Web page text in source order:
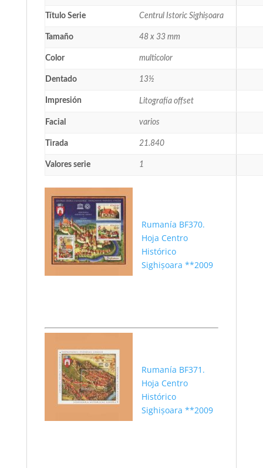
Título Serie Centrul Istoric Sighișoara
Tamaño 48 x 33 mm
Color multicolor
Dentado 13½
Impresión Litografía offset
Facial varios
Tirada 21.840
Valores serie 1
Rumanía BF370.
Hoja Centro
Histórico
Sighișoara **2009
Rumanía BF371.
Hoja Centro
Histórico
Sighișoara **2009